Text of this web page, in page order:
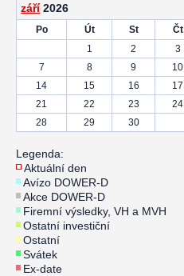
září 2026
Po Út St Čt
1
2 3
7
8 9 10
14
15 16 17
21
22 23 24
28
29 30
Legenda:
Aktuální den
Avízo DOWER-D
Akce DOWER-D
Firemní výsledky, VH a MVH
Ostatní investiční
Ostatní
Svátek
Ex-date